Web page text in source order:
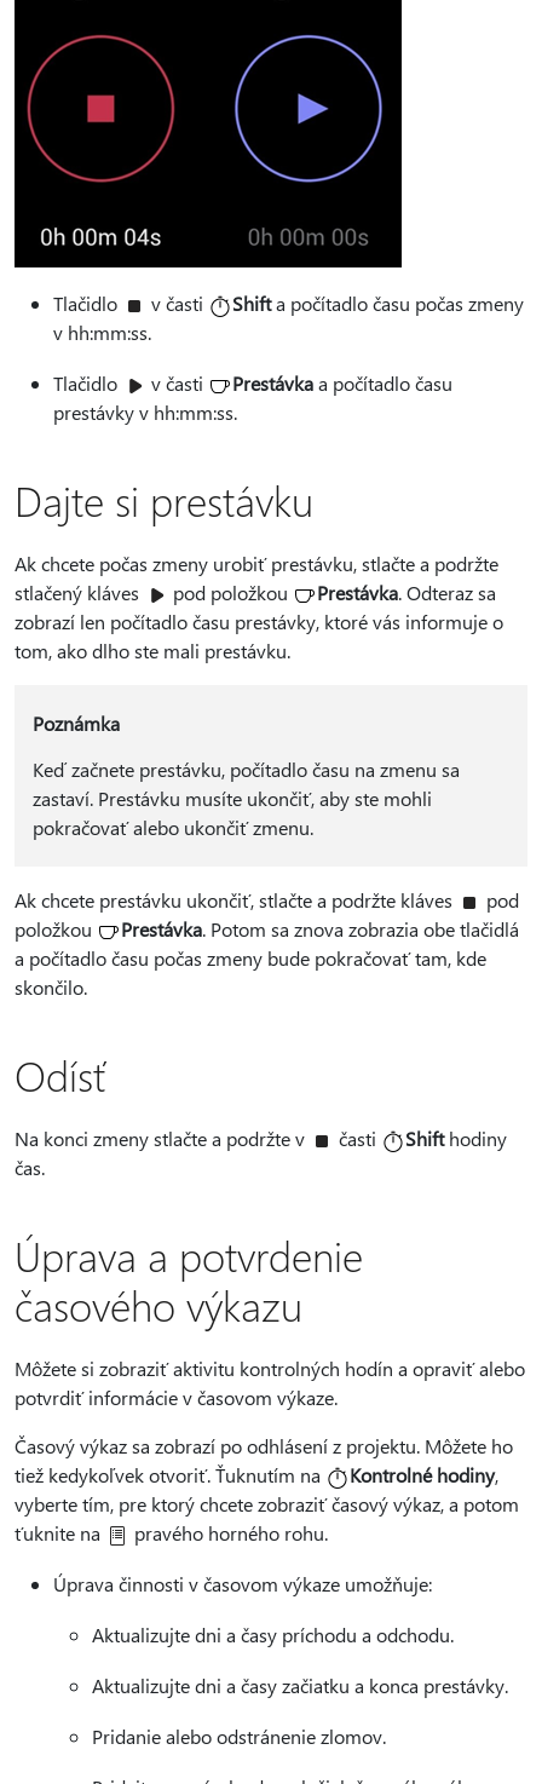
Tlačidlo v časti Shifta počítadlo času počas zmeny
v hh:mm:ss.
Tlačidlo
v časti Prestávkaa počítadlo času
prestávky v hh:mm:ss.
Dajte si prestávku
Ak chcete počas zmeny urobiť prestávku, stlačte a podržte
stlačený kláves
pod položkou Prestávka. Odteraz sa
zobrazí len počítadlo času prestávky, ktoré vás informuje o
tom, ako dlho ste mali prestávku.
Poznámka
Keď začnete prestávku, počítadlo času na zmenu sa
zastaví. Prestávku musíte ukončiť, aby ste mohli
pokračovať alebo ukončiť zmenu.
Ak chcete prestávku ukončiť, stlačte a podržte kláves
pod
položkou
Prestávka. Potom sa znova zobrazia obe tlačidlá
a počítadlo času počas zmeny bude pokračovať tam, kde
skončilo.
Odísť
Na konci zmeny stlačte a podržte v časti Shifthodiny
čas.
Úprava a potvrdenie
časového výkazu
Môžete si zobraziť aktivitu kontrolných hodín a opraviť alebo
potvrdiť informácie v časovom výkaze.
Časový výkaz sa zobrazí po odhlásení z projektu. Môžete ho
tiež kedykoľvek otvoriť. Ťuknutím na
Kontrolné hodiny,
vyberte tím, pre ktorý chcete zobraziť časový výkaz, a potom
ťuknite na
pravého horného rohu.
Úprava činnosti v časovom výkaze umožňuje:
Aktualizujte dni a časy príchodu a odchodu.
Aktualizujte dni a časy začiatku a konca prestávky.
Pridanie alebo odstránenie zlomov.